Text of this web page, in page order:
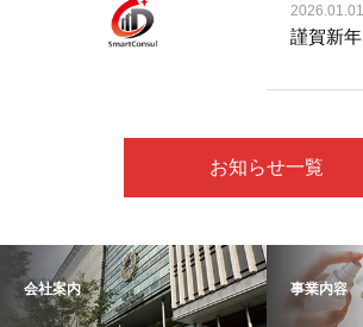
2026.01.01
謹賀新年
お知らせ一覧
会社案内 事業内容